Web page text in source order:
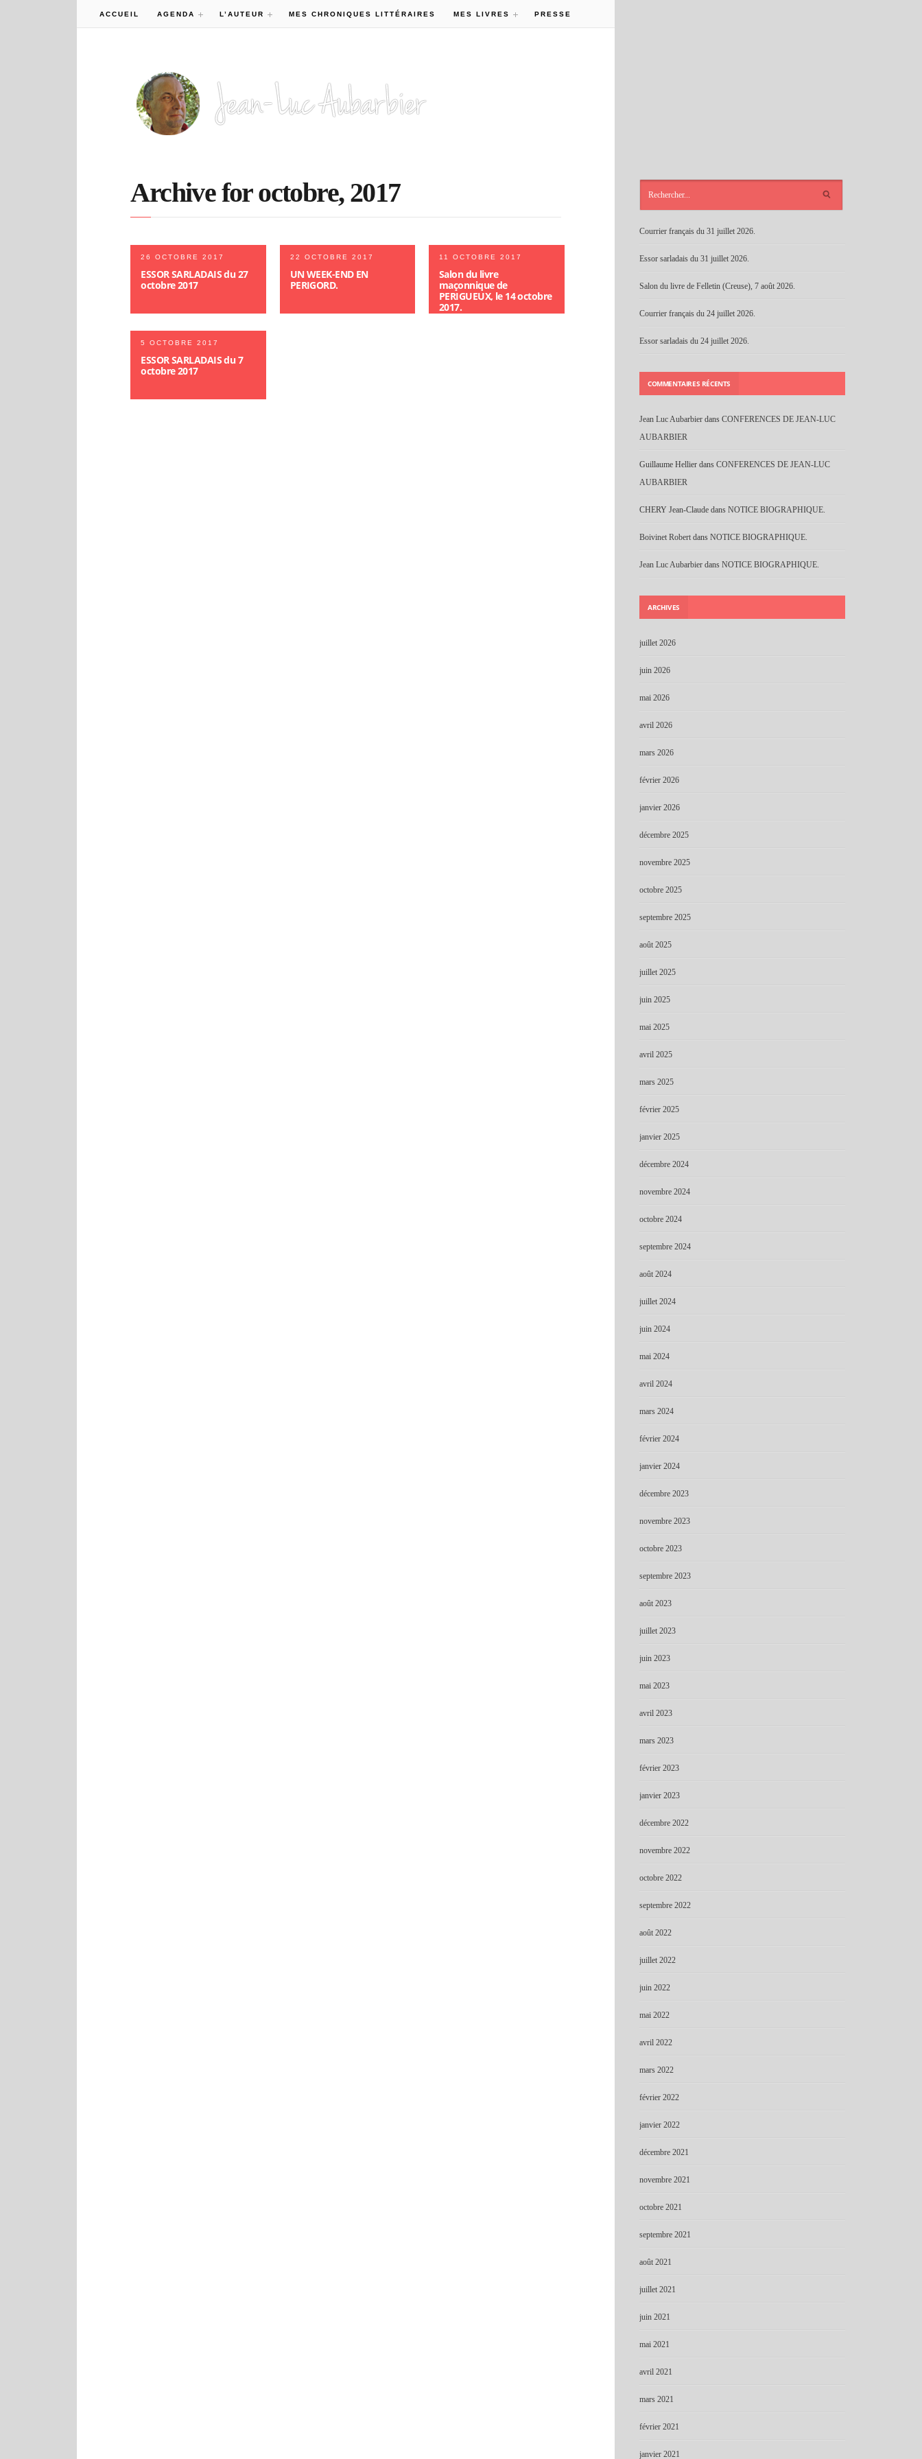
ACCUEIL AGENDA L’AUTEUR MES CHRONIQUES LITTÉRAIRES MES LIVRES PRESSE
Archive for octobre, 2017
26 OCTOBRE 2017
ESSOR SARLADAIS du 27
octobre 2017
22 OCTOBRE 2017
UN WEEK-END EN
PERIGORD.
11 OCTOBRE 2017
Salon du livre
maçonnique de
PERIGUEUX, le 14 octobre
2017.
5 OCTOBRE 2017
ESSOR SARLADAIS du 7
octobre 2017
Courrier français du 31 juillet 2026.
Essor sarladais du 31 juillet 2026.
Salon du livre de Felletin (Creuse), 7 août 2026.
Courrier français du 24 juillet 2026.
Essor sarladais du 24 juillet 2026.
COMMENTAIRES RÉCENTS
Jean Luc Aubarbier dans CONFERENCES DE JEAN-LUC
AUBARBIER
Guillaume Hellier dans CONFERENCES DE JEAN-LUC
AUBARBIER
CHERY Jean-Claude dans NOTICE BIOGRAPHIQUE.
Boivinet Robert dans NOTICE BIOGRAPHIQUE.
Jean Luc Aubarbier dans NOTICE BIOGRAPHIQUE.
ARCHIVES
juillet 2026
juin 2026
mai 2026
avril 2026
mars 2026
février 2026
janvier 2026
décembre 2025
novembre 2025
octobre 2025
septembre 2025
août 2025
juillet 2025
juin 2025
mai 2025
avril 2025
mars 2025
février 2025
janvier 2025
décembre 2024
novembre 2024
octobre 2024
septembre 2024
août 2024
juillet 2024
juin 2024
mai 2024
avril 2024
mars 2024
février 2024
janvier 2024
décembre 2023
novembre 2023
octobre 2023
septembre 2023
août 2023
juillet 2023
juin 2023
mai 2023
avril 2023
mars 2023
février 2023
janvier 2023
décembre 2022
novembre 2022
octobre 2022
septembre 2022
août 2022
juillet 2022
juin 2022
mai 2022
avril 2022
mars 2022
février 2022
janvier 2022
décembre 2021
novembre 2021
octobre 2021
septembre 2021
août 2021
juillet 2021
juin 2021
mai 2021
avril 2021
mars 2021
février 2021
janvier 2021